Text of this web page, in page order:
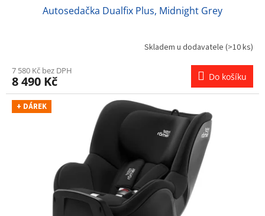
Autosedačka Dualfix Plus, Midnight Grey
Skladem u dodavatele (>10 ks)
7 580 Kč bez DPH
8 490 Kč Do košíku
+ DÁREK